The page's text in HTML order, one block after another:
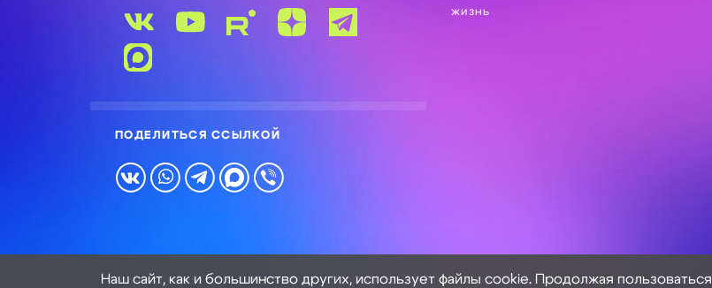
ПОДЕЛИТЬСЯ ССЫЛКОЙ
жизнь
Наш сайт, как и большинство других, использует файлы cookie. Продолжая пользоваться